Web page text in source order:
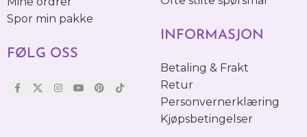
Spor min pakke
FØLG OSS
INFORMASJON
Betaling & Frakt
Retur
Personvernerklæring
Kjøpsbetingelser